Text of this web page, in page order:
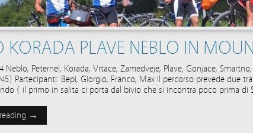
KORADA PLAVE NEBLO IN
Neblo, Peternel, Korada, Vrtace, Zamedveje, Plave, Gonjace,
Partecipanti: Bepi, Giorgio, Franco, Max Il percorso prevede due
( il primo in salita ci porta dal bivio che si incontra poco prima di
→